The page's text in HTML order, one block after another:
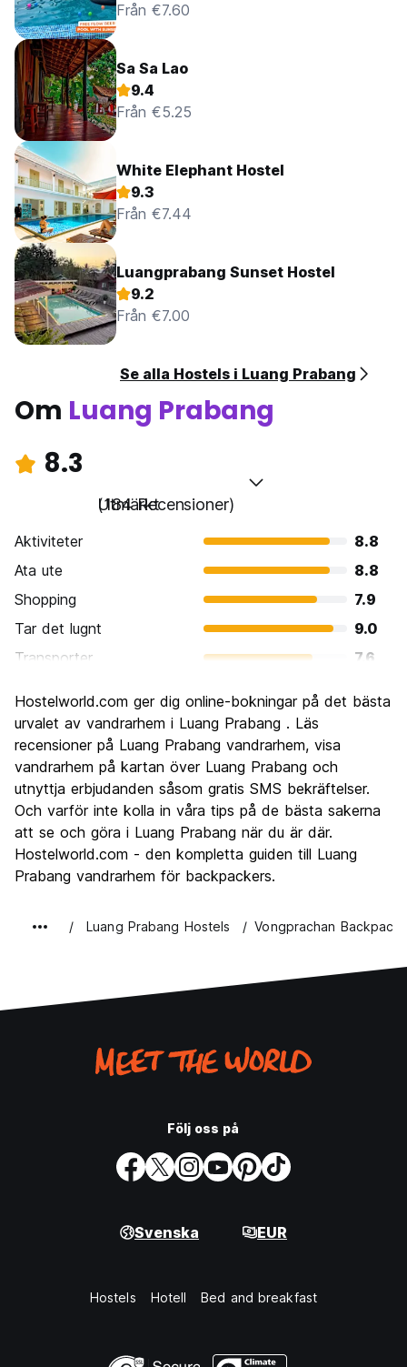
Från €7.60
Sa Sa Lao
9.4
Från €5.25
White Elephant Hostel
9.3
Från €7.44
Luangprabang Sunset Hostel
9.2
Från €7.00
Se alla Hostels i Luang Prabang
Om Luang Prabang
8.3
Utmärkt
(184 Recensioner)
Aktiviteter
8.8
Ata ute
8.8
Shopping
7.9
Tar det lugnt
9.0
Transporter
7.6
Kultur
Festa
Värde för pengarna
Hostelworld.com ger dig online-bokningar på det bästa
urvalet av vandrarhem i Luang Prabang . Läs
recensioner på Luang Prabang vandrarhem, visa
vandrarhem på kartan över Luang Prabang och
utnyttja erbjudanden såsom gratis SMS bekräftelser.
Och varför inte kolla in våra tips på de bästa sakerna
att se och göra i Luang Prabang när du är där.
Hostelworld.com - den kompletta guiden till Luang
Prabang vandrarhem för backpackers.
Luang Prabang Hostels Vongprachan
Följ oss på
Svenska EUR
Hostels Hotell Bed and breakfast